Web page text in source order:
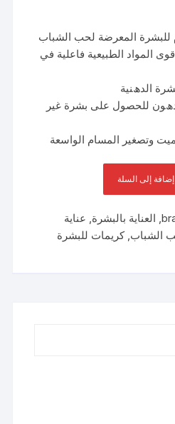
اﻟﻤﻌﺮﺿﺔ ﻟﺤﺐ اﻟﺸﺒﺎب
اﻟﻤﻮاد اﻟﻄﺒﯿﻌﯿﺔ ﻓﺎﻋﻠﯿﺔ ﻓﻲ
اﻟﺪھﻨﯿﺔ
ﻟﻠﺤﺼﻮل ﻋﻠﻰ ﺑﺸﺮة ﻏﯿﺮ
وﺗﺼﻐﯿﺮ اﻟﻤﺴﺎم اﻟﻮاﺳﻌﺔ
إضافة إلى السلة
, العناية بالبشرة, عناية
الشباب,كريمات للبشرة